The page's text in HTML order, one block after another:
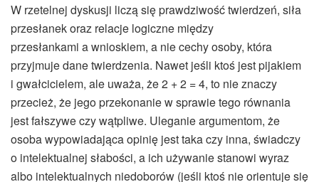
W rzetelnej dyskusji liczą się prawdziwość twierdzeń, siła
przesłanek oraz relacje logiczne między
przesłankami a wnioskiem, a nie cechy osoby, która
przyjmuje dane twierdzenia. Nawet jeśli ktoś jest pijakiem
i gwałcicielem, ale uważa, że 2 + 2 = 4, to nie znaczy
przecież, że jego przekonanie w sprawie tego równania
jest fałszywe czy wątpliwe. Uleganie argumentom, że
osoba wypowiadająca opinię jest taka czy inna, świadczy
o intelektualnej słabości, a ich używanie stanowi wyraz
albo intelektualnych niedoborów (jeśli ktoś nie orientuje się